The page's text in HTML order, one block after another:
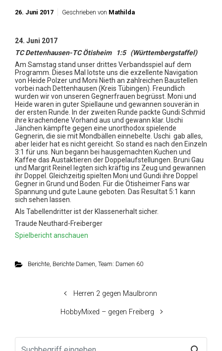
26. Juni 2017 Geschrieben von Mathilda
24. Juni 2017
TC Dettenhausen-TC Ötisheim 1:5 (Württembergstaffel)
Am Samstag stand unser drittes Verbandsspiel auf dem
Programm. Dieses Mal lotste uns die exzellente Navigation
von Heide Polzer und Moni Nieth an zahlreichen Baustellen
vorbei nach Dettenhausen (Kreis Tübingen). Freundlich
wurden wir von unseren Gegnerfrauen begrüsst. Moni und
Heide waren in guter Spiellaune und gewannen souverän in
der ersten Runde. In der zweiten Runde packte Gundi Schmid
ihre krachendene Vorhand aus und gewann klar. Uschi
Jänchen kämpfte gegen eine unorthodox spielende
Gegnerin, die sie mit Mondbällen einnebelte. Uschi gab alles,
aber leider hat es nicht gereicht. So stand es nach den Einzeln
3:1 für uns. Nun begann bei hausgemachten Kuchen und
Kaffee das Austaktieren der Doppelaufstellungen. Bruni Gau
und Margrit Reinel legten sich kräftig ins Zeug und gewannen
ihr Doppel. Gleichzeitig spielten Moni und Gundi ihre Doppel
Gegner in Grund und Boden. Für die Ötisheimer Fans war
Spannung und gute Laune geboten. Das Resultat 5:1 kann
sich sehen lassen.
Als Tabellendritter ist der Klassenerhalt sicher.
Traude Neuthard-Freiberger
Spielbericht anschauen
Berichte, Berichte Damen, Team: Damen 60
Herren 2 gegen Maulbronn
HobbyMixed – gegen Freiberg